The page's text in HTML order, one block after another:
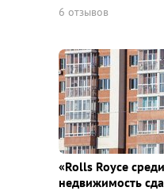
6 отзывов
«Rolls Royce
недвижимость